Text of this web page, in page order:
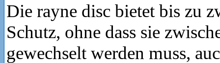
Die rayne disc bietet bis zu
Schutz, ohne dass sie
gewechselt werden muss,